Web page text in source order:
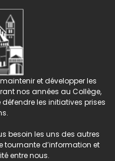
et développer les
nos années au Collège,
les initiatives prises
besoin les uns des autres
tournante d’information et
entre nous.